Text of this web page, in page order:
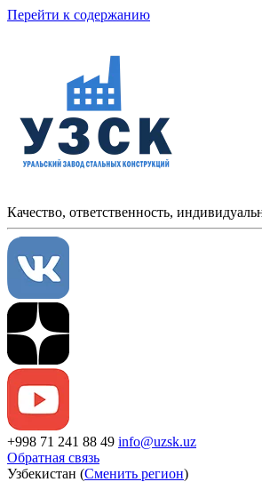
Перейти к содержанию
Качество, ответственность,
+998 71 241 88 49 info@uzsk.uz
Обратная связь
Узбекистан (Сменить регион)